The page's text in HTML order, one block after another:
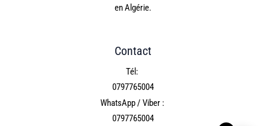
en Algérie.
Contact
Tél:
0797765004
WhatsApp / Viber :
0797765004